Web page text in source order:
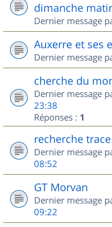
dimanche
Dernier message
Auxerre et ses
Dernier message
cherche du
Dernier message
23:38
Réponses : 1
recherche
Dernier message
08:52
GT Morvan
Dernier message
09:22